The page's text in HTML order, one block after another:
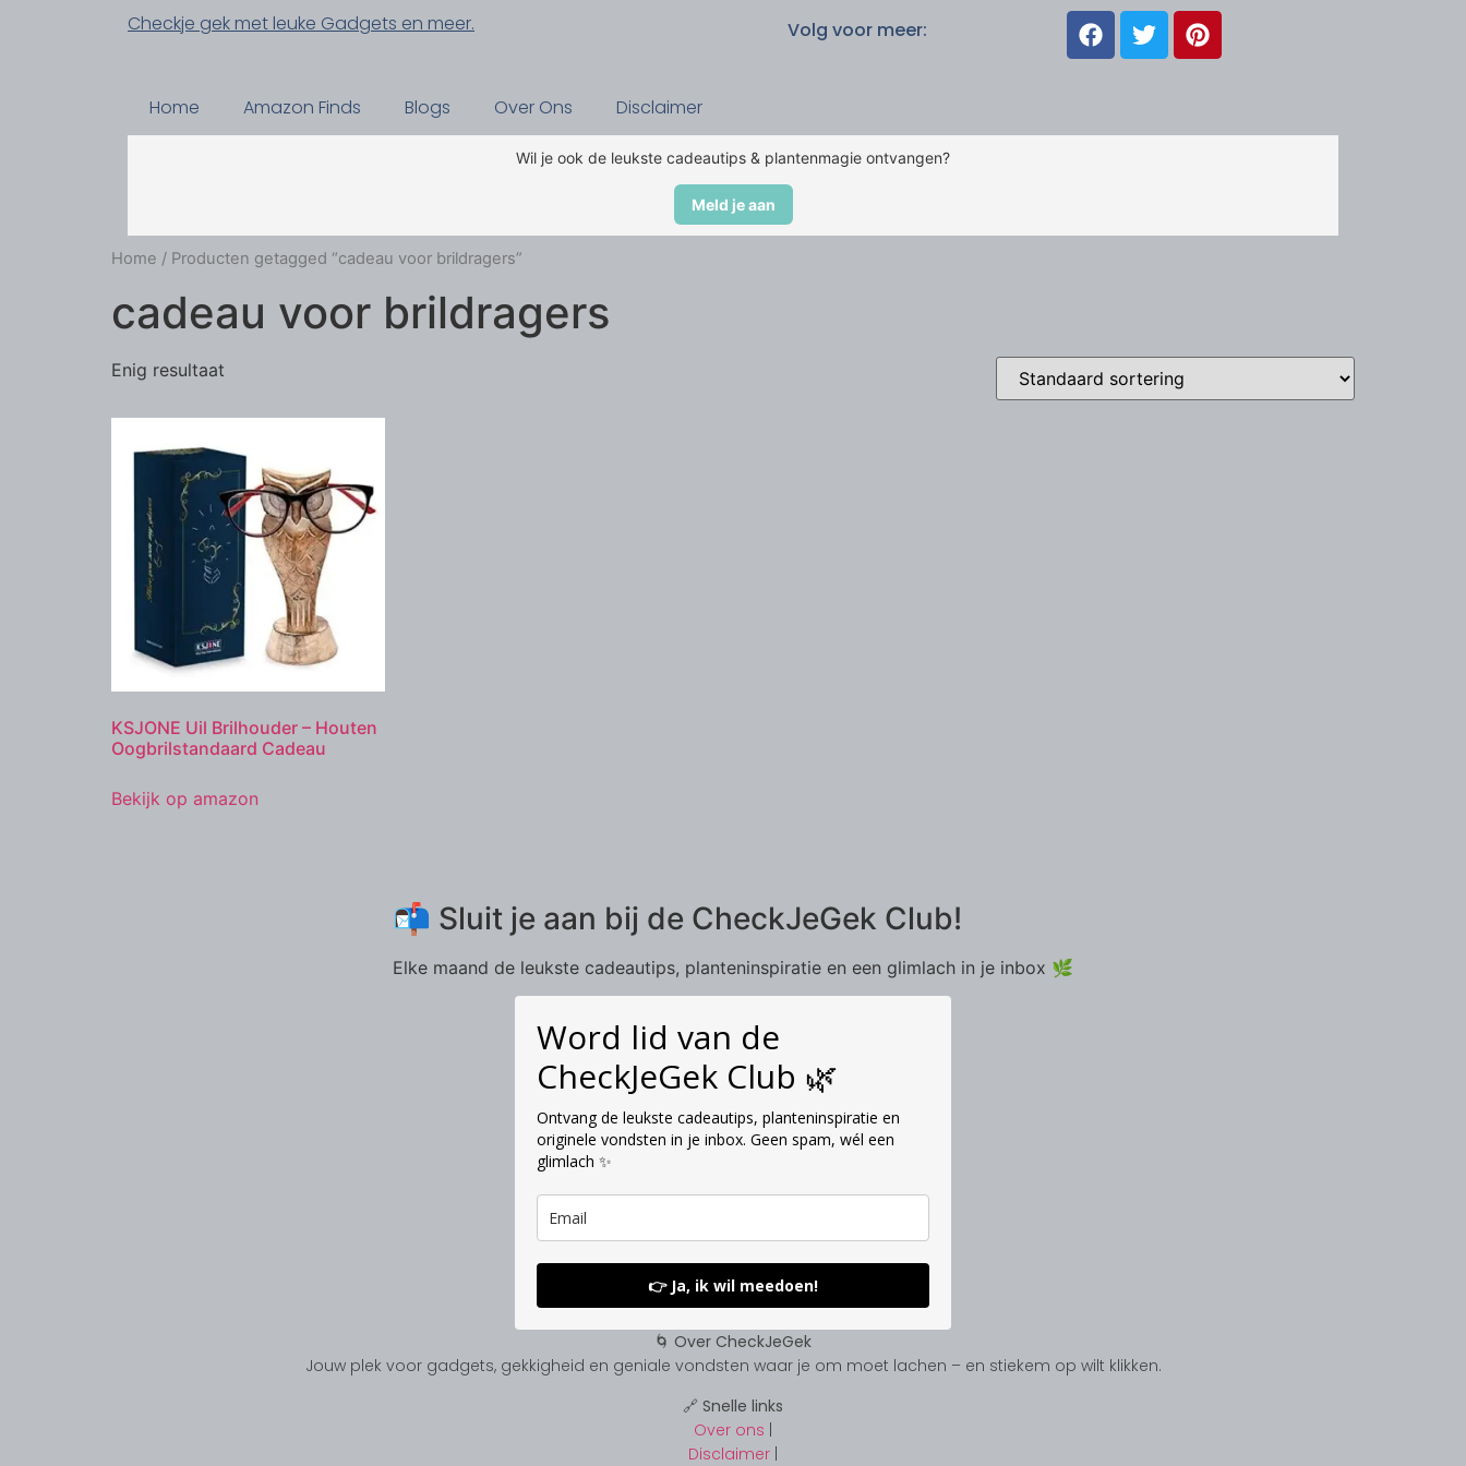
Checkje gek met leuke Gadgets en meer. Volg voor meer:
Home Amazon Finds Blogs Over Ons Disclaimer
Wil je ook de leukste cadeautips & plantenmagie ontvangen?
Meld je aan
Home / Producten getagged “cadeau voor brildragers”
cadeau voor brildragers
Enig resultaat
KSJONE Uil Brilhouder – Houten
Oogbrilstandaard Cadeau
Bekijk op amazon
📬 Sluit je aan bij de CheckJeGek Club!
Elke maand de leukste cadeautips, planteninspiratie en een glimlach in je inbox 🌿
Word lid van de
CheckJeGek Club 🌿
Ontvang de leukste cadeautips, planteninspiratie en
originele vondsten in je inbox. Geen spam, wél een
glimlach ✨
👉 Ja, ik wil meedoen!
🌀 Over CheckJeGek
Jouw plek voor gadgets, gekkigheid en geniale vondsten waar je om moet lachen – en stiekem op wilt klikken.
🔗 Snelle links
Over ons |
Disclaimer |